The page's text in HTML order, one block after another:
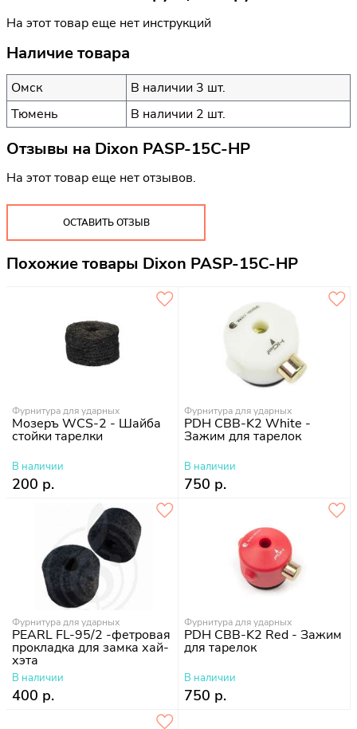
На этот товар еще нет инструкций
Наличие товара
Омск
В наличии 3 шт.
Тюмень
В наличии 2 шт.
Отзывы на Dixon PASP-15C-HP
На этот товар еще нет отзывов.
ОСТАВИТЬ ОТЗЫВ
Похожие товары Dixon PASP-15C-HP
Фурнитура для ударных
Мозеръ WCS-2 - Шайба
стойки тарелки
В наличии
200 р.
Фурнитура для ударных
PDH CBB-K2 White -
Зажим для тарелок
В наличии
750 р.
Фурнитура для ударных
PEARL FL-95/2 -фетровая
прокладка для замка хай-
хэта
В наличии
400 р.
Фурнитура для ударных
PDH CBB-K2 Red - Зажим
для тарелок
В наличии
750 р.